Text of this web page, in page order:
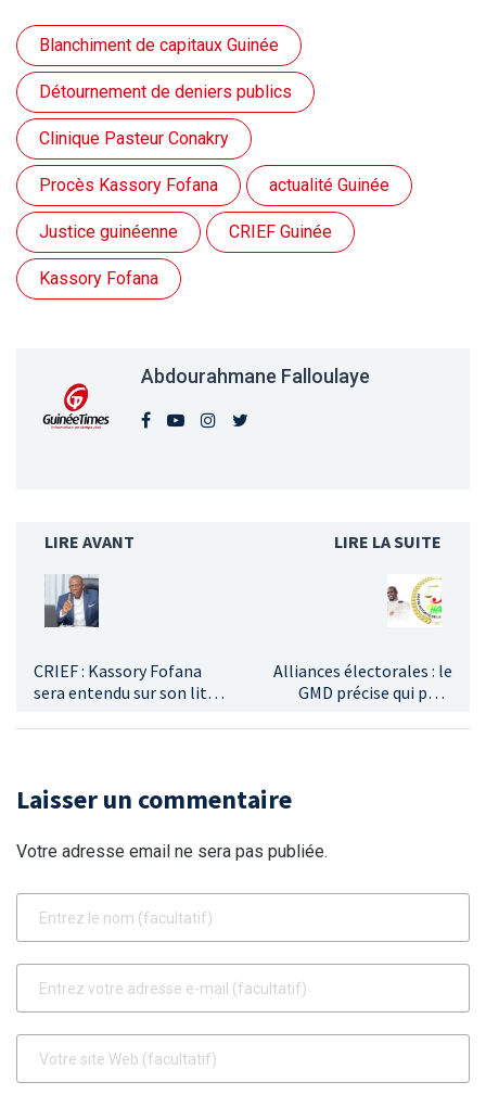
Blanchiment de capitaux Guinée
Détournement de deniers publics
Clinique Pasteur Conakry
Procès Kassory Fofana actualité Guinée
Justice guinéenne CRIEF Guinée
Kassory Fofana
Abdourahmane Falloulaye
LIRE AVANT
CRIEF : Kassory Fofana
sera entendu sur son lit
LIRE LA SUITE
Alliances électorales : le
GMD précise qui peut
campagne avant le
Laisser un commentaire
Votre adresse email ne sera pas publiée.